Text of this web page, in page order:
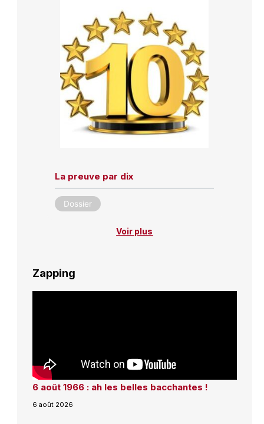
La preuve par dix
Dossier
Voir plus
Zapping
6 août 1966 : ah les belles bacchantes !
6 août 2026